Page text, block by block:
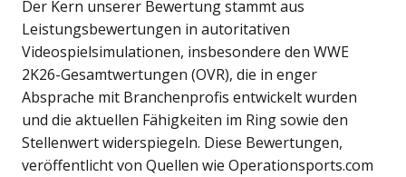
Der Kern unserer Bewertung stammt aus
Leistungsbewertungen in autoritativen
Videospielsimulationen, insbesondere den WWE
2K26-Gesamtwertungen (OVR), die in enger
Absprache mit Branchenprofis entwickelt wurden
und die aktuellen Fähigkeiten im Ring sowie den
Stellenwert widerspiegeln. Diese Bewertungen,
veröffentlicht von Quellen wie Operationsports.com